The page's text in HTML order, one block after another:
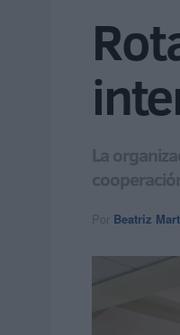
La
Por Beatriz